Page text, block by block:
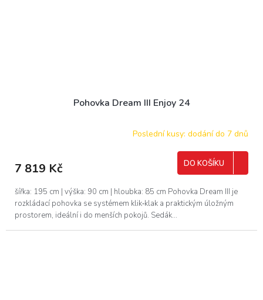
Pohovka Dream III Enjoy 24
Poslední kusy: dodání do 7 dnů
7 819 Kč DO KOŠÍKU
šířka: 195 cm | výška: 90 cm | hloubka: 85 cm Pohovka Dream III je
rozkládací pohovka se systémem klik‑klak a praktickým úložným
prostorem, ideální i do menších pokojů. Sedák...